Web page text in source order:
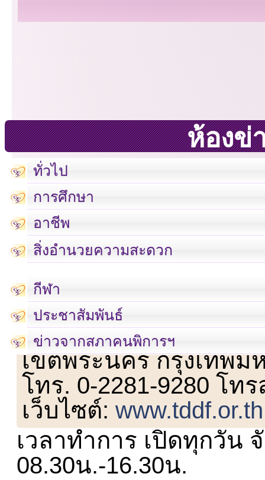
ห้องข่
ทั่วไป
การศึกษา
อาชีพ
สิ่งอำนวยความสะดวก
กีฬา
ประชาสัมพันธ์
ข่าวจากสภาคนพิการฯ
เลขที่ 23 ชั้น 2 ถนนวิ
เขตพระนคร กรุงเทพม
โทร. 0-2281-9280 โท
เว็บไซต์:www.tddf.or.th
เวลาทำการ เปิดทุกวัน
08.30น.-16.30น.